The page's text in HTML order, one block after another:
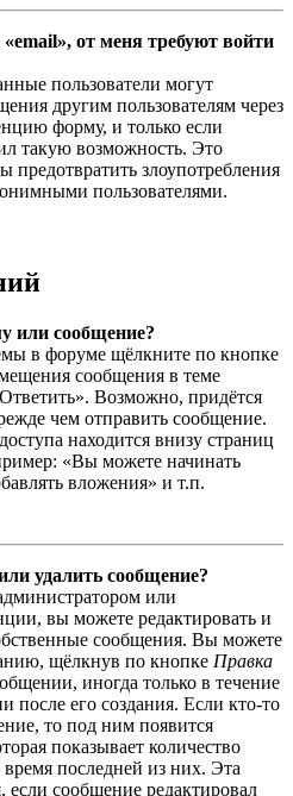
от меня требуют войти
пользователи могут
другим пользователям через
форму, и только если
такую возможность. Это
предотвратить злоупотребления
пользователями.
или сообщение?
в форуме щёлкните по кнопке
сообщения в теме
Возможно, придётся
чем отправить сообщение.
находится внизу страниц
«Вы можете начинать
вложения» и т.п.
удалить сообщение?
или
вы можете редактировать и
сообщения. Вы можете
щёлкнув по кнопке Правка
иногда только в течение
после его создания. Если кто-то
то под ним появится
показывает количество
последней из них. Эта
если сообщение редактировал